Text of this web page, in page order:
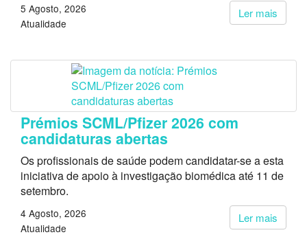
Ler mais
5 Agosto, 2026
Atualidade
Prémios SCML/Pfizer 2026 com
candidaturas abertas
Os profissionais de saúde podem candidatar-se a esta
iniciativa de apoio à investigação biomédica até 11 de
setembro.
Ler mais
4 Agosto, 2026
Atualidade